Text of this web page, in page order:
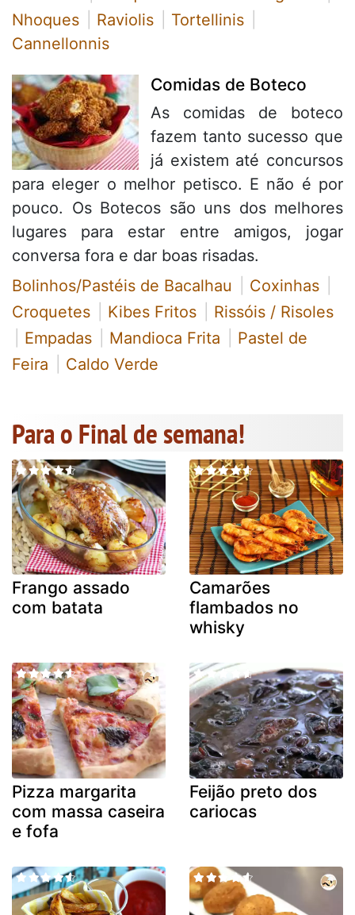
Nhoques
Raviolis
Tortellinis
Cannellonnis
Comidas de Boteco
As comidas de boteco
fazem tanto sucesso que
já existem até concursos
para eleger o melhor petisco. E não é por
pouco. Os Botecos são uns dos melhores
lugares para estar entre amigos, jogar
conversa fora e dar boas risadas.
Bolinhos/Pastéis de Bacalhau
Coxinhas
Croquetes
Kibes Fritos
Rissóis / Risoles
Empadas
Mandioca Frita
Pastel de
Feira
Caldo Verde
Para o Final de semana!
Frango assado
com batata
Camarões
flambados no
whisky
Pizza margarita
com massa caseira
e fofa
Feijão preto dos
cariocas